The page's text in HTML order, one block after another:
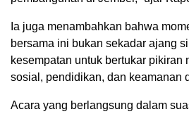
Ia juga menambahkan bahwa
bersama ini bukan sekadar ajang
kesempatan untuk bertukar pikiran
sosial, pendidikan, dan keamanan
Acara yang berlangsung dalam